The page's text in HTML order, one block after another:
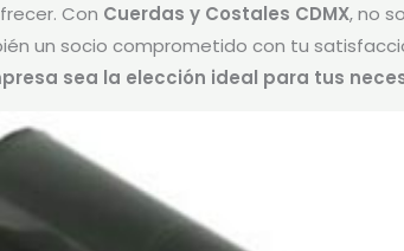
Con Cuerdas y Costales CDMX, no
un socio comprometido con tu
sea la elección ideal para tus